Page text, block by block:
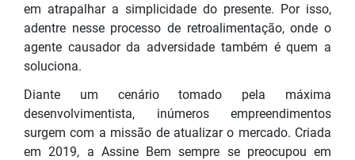
em atrapalhar a simplicidade do presente. Por isso,
adentre nesse processo de retroalimentação, onde o
agente causador da adversidade também é quem a
soluciona.
Diante um cenário tomado pela máxima
desenvolvimentista, inúmeros empreendimentos
surgem com a missão de atualizar o mercado. Criada
em 2019, a Assine Bem sempre se preocupou em